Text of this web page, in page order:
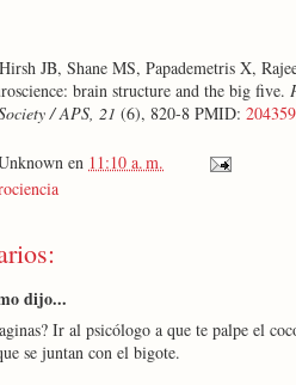
JB, Shane MS, Papademetris X,
brain structure and the big five.
/ APS, 21 (6), 820-8 PMID:
en 11:10 a. m.
dijo...
Ir al psicólogo a que te palpe el
se juntan con el bigote.